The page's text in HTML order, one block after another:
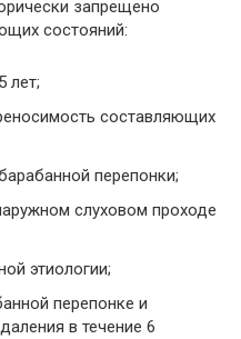
запрещено
состояний:
лет;
составляющих
перепонки;
слуховом проходе
этиологии;
перепонке и
в течение 6